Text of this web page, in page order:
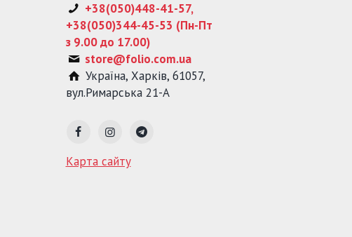
+38(050)448-41-57,
+38(050)344-45-53 (Пн-Пт
з 9.00 до 17.00)
store@folio.com.ua
Україна,Харків,61057,
вул.Римарська 21-А
Карта сайту